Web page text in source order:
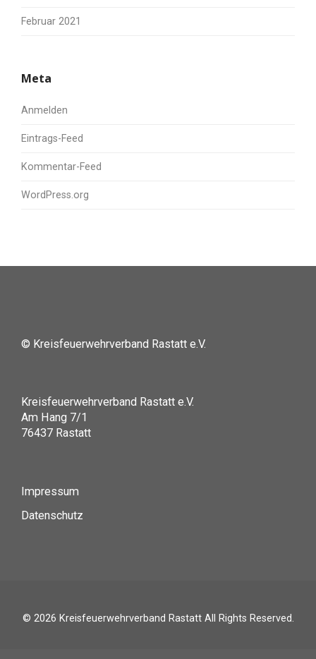
Februar 2021
Meta
Anmelden
Eintrags-Feed
Kommentar-Feed
WordPress.org
© Kreisfeuerwehrverband Rastatt e.V.
Kreisfeuerwehrverband Rastatt e.V.
Am Hang 7/1
76437 Rastatt
Impressum
Datenschutz
© 2026 Kreisfeuerwehrverband RastattAll Rights Reserved.